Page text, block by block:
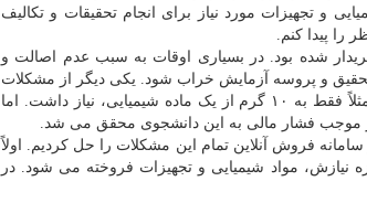
و تجهیزات مورد نیاز برای انجام تحقیقات و تکالیف
را پیدا کنم.
شده بود. در بسیاری اوقات به سبب عدم اصالت و
و پروسه آزمایش خراب شود. یکی دیگر از مشکلات
خرید بصورت حضوری و سنتی، مقدار مواد خریداری شده بود. بسیاری اوقات دانشجو مثلاً فقط به ۱۰ گرم از یک ماده شیمیایی، نیاز داشت. اما
فروش آنلاین تمام این مشکلات را حل کردیم. اولاً
نیازش، مواد شیمیایی و تجهیزات فروخته می شود. در